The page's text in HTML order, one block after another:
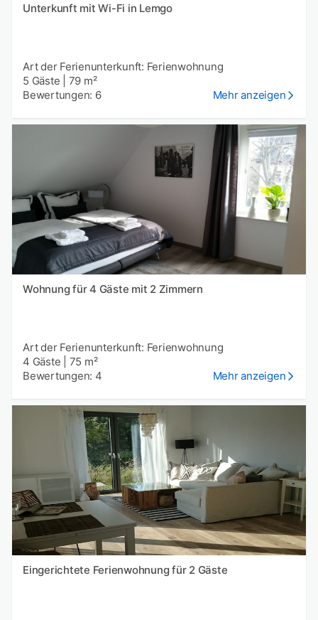
Unterkunft mit Wi-Fi in Lemgo
Art der Ferienunterkunft: Ferienwohnung
5 Gäste
79 m²
Bewertungen: 6
Mehr anzeigen
Wohnung für 4 Gäste mit 2 Zimmern
Art der Ferienunterkunft: Ferienwohnung
4 Gäste
75 m²
Bewertungen: 4
Mehr anzeigen
Eingerichtete Ferienwohnung für 2 Gäste